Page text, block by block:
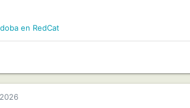
en RedCat